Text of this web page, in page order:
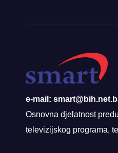
e-mail:
Osnovna djelatnost
televizijskog programa,